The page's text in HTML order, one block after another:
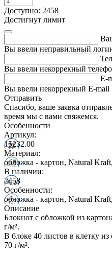
Доступно: 2458
Достигнут лимит
Вы ввели неправильный
Вы ввели некоррекный
E-
Вы ввели некоррекный E-mail
Отправить
Спасибо, ваше заявка
время мы с вами свяжемся.
Особенности
Артикул:
15232.00
Материал:
обложка - картон, Natural
В наличии:
2458
Особенности:
обложка - картон, Natural
Описание
Блокнот с обложкой из
г/м².
В блоке 40 листов в клетку
70 г/м².